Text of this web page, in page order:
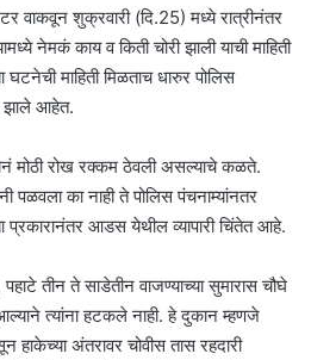
वाकवून शुक्रवारी (दि.25) मध्ये रात्रीनंतर
नेमकं काय व किती चोरी झाली याची माहिती
घटनेची माहिती मिळताच धारुर पोलिस
झाले आहेत.
मोठी रोख रक्कम ठेवली असल्याचे कळते.
पळवला का नाही ते पोलिस पंचनाम्यांनतर
प्रकारानंतर आडस येथील व्यापारी चिंतेत आहे.
पहाटे तीन ते साडेतीन वाजण्याच्या सुमारास चौघे
त्यांना हटकले नाही. हे दुकान म्हणजे
हाकेच्या अंतरावर चोवीस तास रहदारी